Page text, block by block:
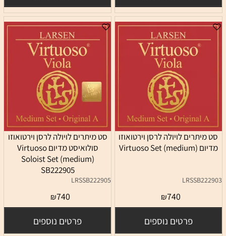
סט מיתרים לויולה לרסן וירטואוזו
מדיום Virtuoso Set (medium)
LRSSB222903
₪740
פרטים נוספים
סט מיתרים לויולה לרסן וירטואוזו
סולואיסט מדיום Virtuoso
Soloist Set (medium)
SB222905
LRSSB222905
₪740
פרטים נוספים